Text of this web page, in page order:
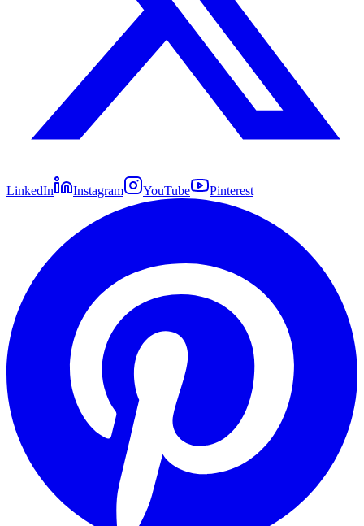
LinkedIn Instagram YouTube Pinterest